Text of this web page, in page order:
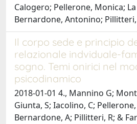
Calogero; Pellerone, Monica;
Bernardone, Antonino; Pillitteri,
Il corpo sede e principio
relazionale indviduale-
sogno. Temi onirici nel
psicodinamico
2018-01-01 4., Mannino G;
Giunta, S; Iacolino, C;
Bernardone, A; Pillitteri, R; &